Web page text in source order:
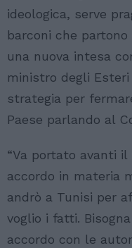
ideologica, serve
barconi che
una nuova intesa
ministro degli Esteri
strategia per
Paese parlando al
“Va portato avanti
accordo in materia
andrò a Tunisi per
voglio i fatti.
accordo con le